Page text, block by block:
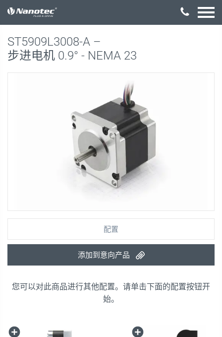
激活配置
ST5909L3008-A –
步进电机 0.9° - NEMA 23
配置
添加到意向产品
您可以对此商品进行其他配置。请单击下面的配置按钮开
始。